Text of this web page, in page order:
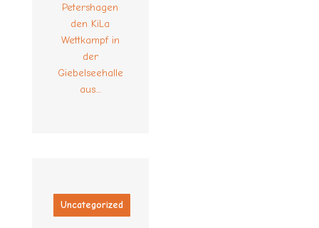
Petershagen
den KiLa
Wettkampf in
der
Giebelseehalle
aus....
Uncategorized